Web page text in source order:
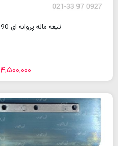
تیغه ماله پروانه ای 90 سانت باسو basoo
4,500,000